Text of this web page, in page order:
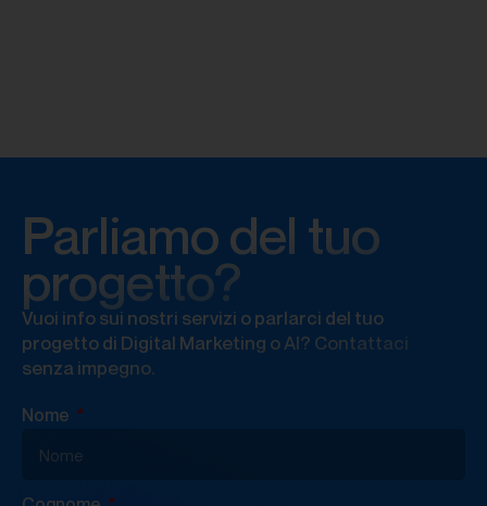
Parliamo del tuo
progetto?
Vuoi info sui nostri servizi o parlarci del tuo
progetto di Digital Marketing o AI? Contattaci
senza impegno.
Nome